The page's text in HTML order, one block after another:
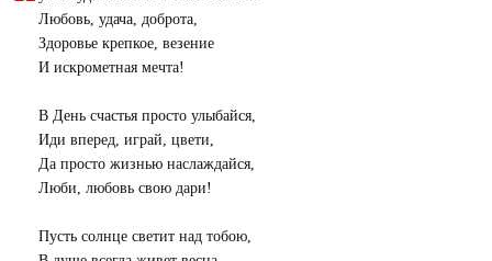
Любовь, удача, доброта,
Здоровье крепкое, везение
И искрометная мечта!
В День счастья просто улыбайся,
Иди вперед, играй, цвети,
Да просто жизнью наслаждайся,
Люби, любовь свою дари!
Пусть солнце светит над тобою,